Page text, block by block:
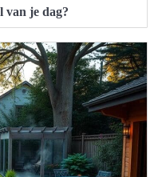
van je dag?